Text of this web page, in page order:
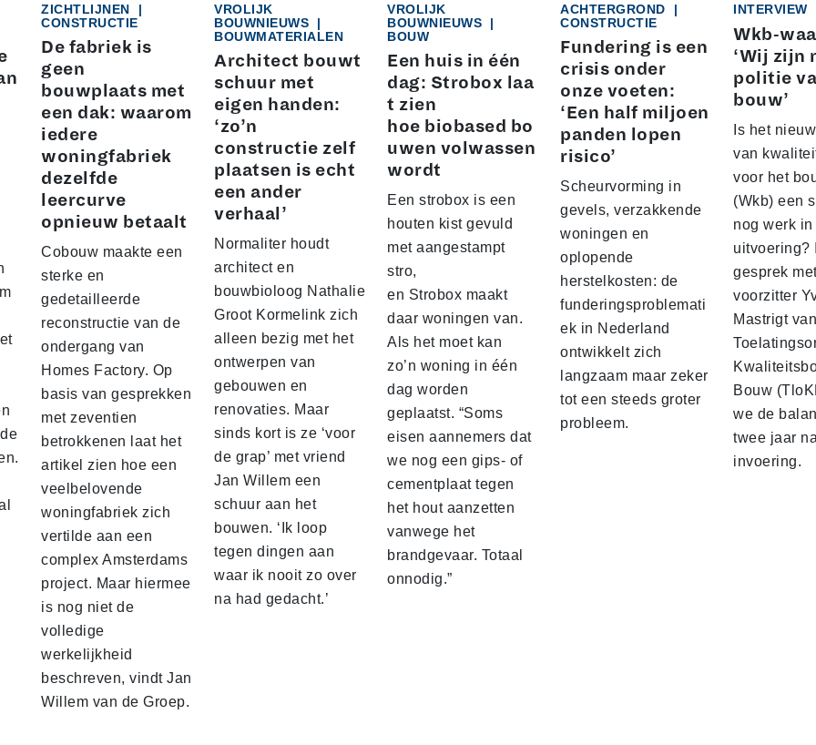
ZICHTLIJNEN
|
CONSTRUCTIE
De fabriek is
geen
bouwplaats met
een dak: waarom
iedere
woningfabriek
dezelfde
leercurve
opnieuw betaalt
Cobouw maakte een
sterke en
gedetailleerde
reconstructie van de
ondergang van
Homes Factory. Op
basis van gesprekken
met zeventien
betrokkenen laat het
artikel zien hoe een
veelbelovende
woningfabriek zich
vertilde aan een
complex Amsterdams
project. Maar hiermee
is nog niet de
volledige
werkelijkheid
beschreven, vindt Jan
Willem van de Groep.
VROLIJK
BOUWNIEUWS
|
BOUWMATERIALEN
Architect bouwt
schuur met
eigen handen:
‘zo’n
constructie zelf
plaatsen is echt
een ander
verhaal’
Normaliter houdt
architect en
bouwbioloog Nathalie
Groot Kormelink zich
alleen bezig met het
ontwerpen van
gebouwen en
renovaties. Maar
sinds kort is ze ‘voor
de grap’ met vriend
Jan Willem een
schuur aan het
bouwen. ‘Ik loop
tegen dingen aan
waar ik nooit zo over
na had gedacht.’
VROLIJK
BOUWNIEUWS
|
BOUW
Een huis in één
dag: Strobox laa
t zien
hoe biobased bo
uwen volwassen
wordt
Een strobox is een
houten kist gevuld
met aangestampt
stro,
en Strobox maakt
daar woningen van.
Als het moet kan
zo’n woning in één
dag worden
geplaatst. “Soms
eisen aannemers dat
we nog een gips‑ of
cementplaat tegen
het hout aanzetten
vanwege het
brandgevaar. Totaal
onnodig.”
ACHTERGROND
|
CONSTRUCTIE
Fundering is een
crisis onder
onze voeten:
‘Een half miljoen
panden lopen
risico’
Scheurvorming in
gevels, verzakkende
woningen en
oplopende
herstelkosten: de
funderingsproblemati
ek in Nederland
ontwikkelt zich
langzaam maar zeker
tot een steeds groter
probleem.
INTERVIEW
Wkb-
‘Wij zijn
politie
bouw’
Is het
van
voor het
(Wkb) een
nog werk in
uitvoering?
gesprek
voorzitter
Mastrigt
Bouw
we de
twee jaar
invoering.